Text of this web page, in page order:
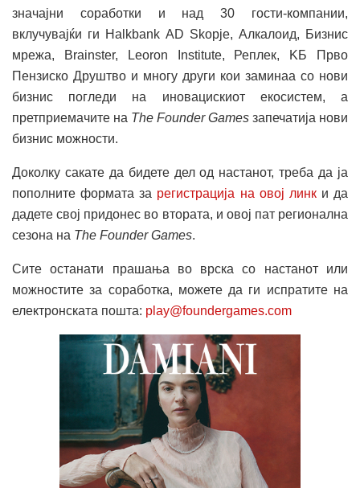
значајни соработки и над 30 гости-компании,
вклучувајќи ги Halkbank AD Skopje, Алкалоид, Бизнис
мрежа, Brainster, Leoron Institute, Реплек, KБ Прво
Пензиско Друштво и многу други кои заминаа со нови
бизнис погледи на иновацискиот екосистем, а
претприемачите на The Founder Games запечатија нови
бизнис можности.
Доколку сакате да бидете дел од настанот, треба да ја
пополните формата за регистрација на овој линки да
дадете свој придонес во втората, и овој пат регионална
сезона на The Founder Games.
Сите останати прашања во врска со настанот или
можностите за соработка, можете да ги испратите на
електронската пошта: play@foundergames.com